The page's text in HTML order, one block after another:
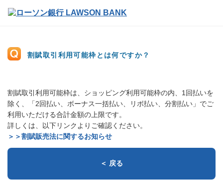
割賦取引利用可能枠とは何ですか？
割賦取引利用可能枠は、ショッピング利用可能枠の内、1回払いを
除く、「2回払い、ボーナス一括払い、リボ払い、分割払い」でご
利用いただける合計金額の上限です。
詳しくは、以下リンクよりご確認ください。
＞＞割賦販売法に関するお知らせ
＜ 戻る